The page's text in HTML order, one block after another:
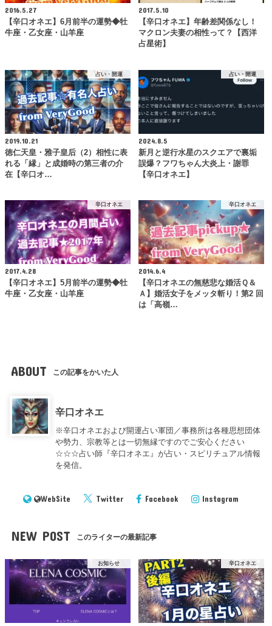
2016.5.27
【辛口オネエ】6月前半の運勢◆牡
牛座・乙女座・山羊座
2017.5.10
【辛口オネエ】年齢差関係なし！
マクロン夫妻の相性って？【西洋
占星術】
占い・開運
2019.10.21
徳仁天皇・雅子皇后（2）相性に表
れる「縁」と成婚時の第三者の介
在【辛口オ…
占い・開運
2024.8.5
新月と逆行水星のスクエアで裏垢
誤爆？フワちゃん大炎上・謝罪
【辛口オネエ】
辛口オネエ
2017.4.28
【辛口オネエ】5月前半の運勢◆牡
牛座・乙女座・山羊座
辛口オネエ
2014.6.4
【辛口オネエの無慈悲な婚活Ｑ＆
Ａ】婚活女子をメッタ斬り！第2 回
は「高嶺…
ABOUT この記事をかいた人
辛口オネエ
※辛口オネエおよび開運占い軍団／事務所は各種思想団体
や勢力、宗教等とは一切無縁ですのでご安心ください
☆☆☆占い師『辛口オネエ』が占い・スピリチュアル情報
を発信。
WebSite Twitter Facebook Instagram
NEW POST このライターの最新記事
お知らせ 辛口オネエ